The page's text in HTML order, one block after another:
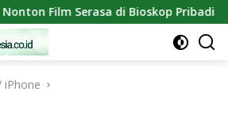
di Bioskop Pribadi Rumah
iPhone